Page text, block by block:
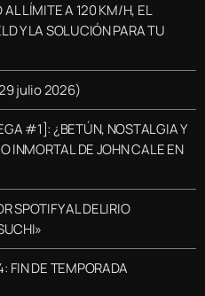
LÍMITE A 120 KM/H, EL
Y LA SOLUCIÓN PARA TU
julio 2026)
#1]: ¿BETÚN, NOSTALGIA Y
INMORTAL DE JOHN CALE EN
SPOTIFY AL DELIRIO
FIN DE TEMPORADA